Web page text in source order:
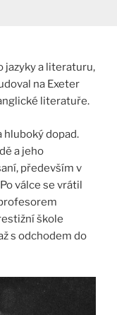
jazyky a literaturu,
na Exeter
literatuře.
hluboký dopad.
a jeho
především v
válce se vrátil
škole
s odchodem do